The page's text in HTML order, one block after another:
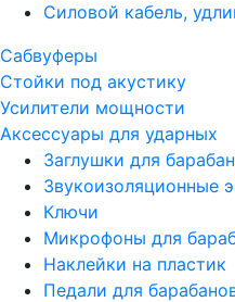
Силовой кабель,
Сабвуферы
Стойки под акустику
Усилители мощности
Аксессуары для ударных
Заглушки для
Звукоизоляционные
Ключи
Микрофоны для
Наклейки на пластик
Педали для